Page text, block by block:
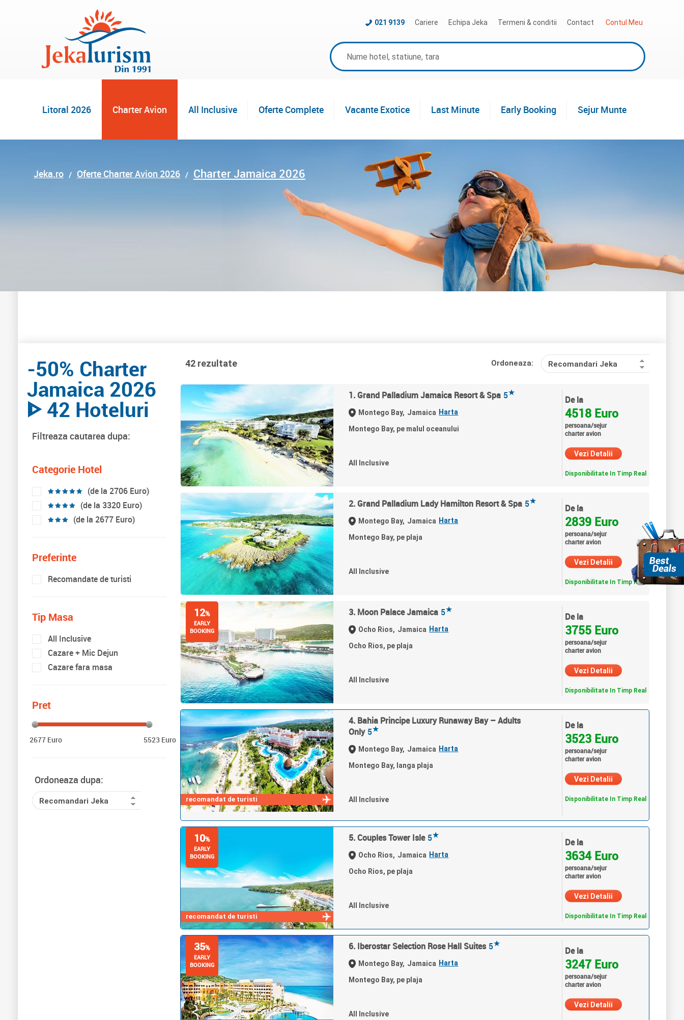
Cariere Echipa Jeka Termeni & conditii Contact Contul Meu
021 9139
Litoral 2026 Charter Avion All Inclusive Oferte Complete Vacante Exotice Last Minute Early Booking Sejur Munte
Jeka.ro Oferte Charter Avion 2026 Charter Jamaica 2026
42 rezultate Ordoneaza: Recomandari Jeka
De la
4518 Euro
persoana/sejur
charter avion
Vezi Detalii
Disponibilitate In Timp Real
1. Grand Palladium Jamaica Resort & Spa 5★
Montego Bay, Jamaica Harta
Montego Bay, pe malul oceanului
All Inclusive
De la
2839 Euro
persoana/sejur
charter avion
Vezi Detalii
Disponibilitate In Timp Real
2. Grand Palladium Lady Hamilton Resort & Spa 5★
Montego Bay, Jamaica Harta
Montego Bay, pe plaja
All Inclusive
12%
EARLY
BOOKING
De la
3755 Euro
persoana/sejur
charter avion
Vezi Detalii
Disponibilitate In Timp Real
3. Moon Palace Jamaica 5★
Ocho Rios, Jamaica Harta
Ocho Rios, pe plaja
All Inclusive
recomandat de turisti
De la
3523 Euro
persoana/sejur
charter avion
Vezi Detalii
Disponibilitate In Timp Real
4. Bahia Principe Luxury Runaway Bay – Adults
Only 5★
Montego Bay, Jamaica Harta
Montego Bay, langa plaja
All Inclusive
recomandat de turisti
10%
EARLY
BOOKING
De la
3634 Euro
persoana/sejur
charter avion
Vezi Detalii
Disponibilitate In Timp Real
5. Couples Tower Isle 5★
Ocho Rios, Jamaica Harta
Ocho Rios, pe plaja
All Inclusive
35%
EARLY
BOOKING
De la
3247 Euro
persoana/sejur
charter avion
Vezi Detalii
6. Iberostar Selection Rose Hall Suites 5★
Montego Bay, Jamaica Harta
Montego Bay, pe plaja
All Inclusive
-50% Charter
Jamaica 2026
ᐈ 42 Hoteluri
Filtreaza cautarea dupa:
Categorie Hotel
(de la 2706 Euro)
(de la 3320 Euro)
(de la 2677 Euro)
Preferinte
Recomandate de turisti
Tip Masa
All Inclusive
Cazare + Mic Dejun
Cazare fara masa
Pret
2677 Euro 5523 Euro
Ordoneaza dupa:
Recomandari Jeka